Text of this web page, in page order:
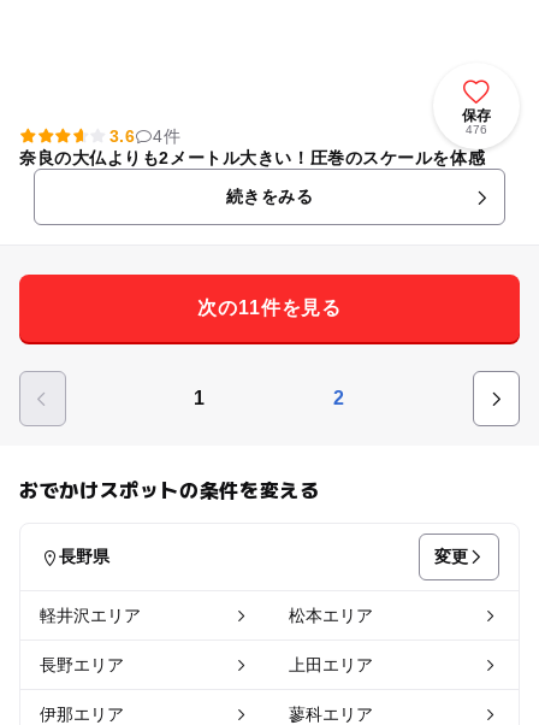
保存
476
3.6
4件
奈良の大仏よりも2メートル大きい！圧巻のスケールを体感
続きをみる
次の11件を見る
1 2
おでかけスポットの条件を変える
長野県 変更
軽井沢エリア 松本エリア
長野エリア 上田エリア
伊那エリア 蓼科エリア